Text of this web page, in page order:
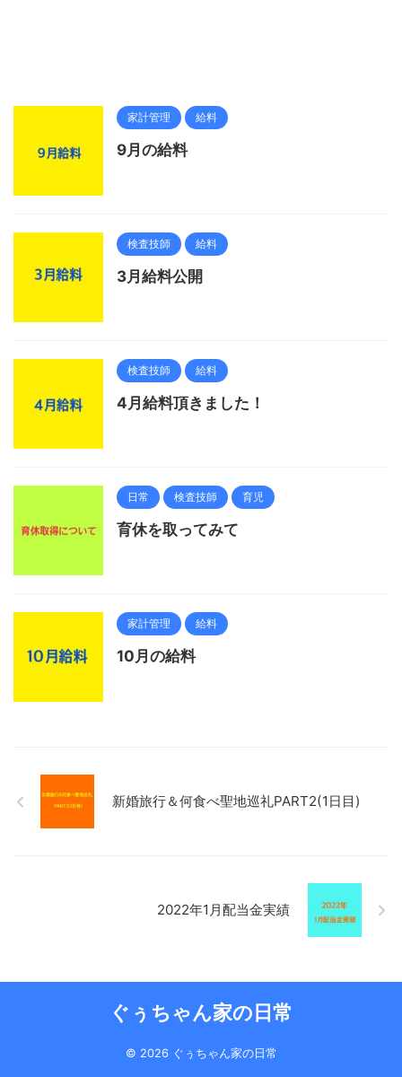
家計管理 給料
9月の給料
検査技師 給料
3月給料公開
検査技師 給料
4月給料頂きました！
日常 検査技師 育児
育休を取ってみて
家計管理 給料
10月の給料
新婚旅行＆何食べ聖地巡礼PART2(1日目)
2022年1月配当金実績
ぐぅちゃん家の日常
© 2026 ぐぅちゃん家の日常